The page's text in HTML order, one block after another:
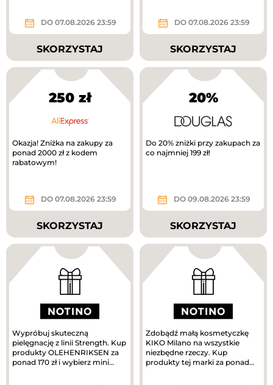
DO 07.08.2026 23:59
SKORZYSTAJ
DO 07.08.2026 23:59
SKORZYSTAJ
250 zł
Okazja! Zniżka na zakupy za
ponad 2000 zł z kodem
rabatowym!
DO 07.08.2026 23:59
SKORZYSTAJ
20%
Do 20% zniżki przy zakupach za
co najmniej 199 zł!
DO 09.08.2026 23:59
SKORZYSTAJ
Wypróbuj skuteczną
pielęgnację z linii Strength. Kup
produkty OLEHENRIKSEN za
ponad 170 zł i wybierz mini
Zdobądź małą kosmetyczkę
KIKO Milano na wszystkie
niezbędne rzeczy. Kup
produkty tej marki za ponad